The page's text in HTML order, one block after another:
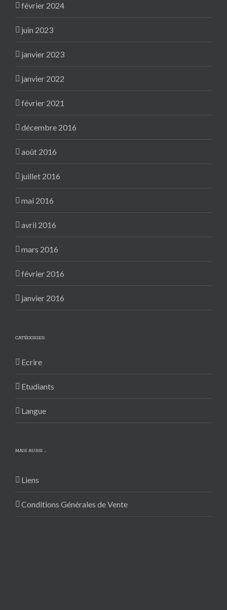
février 2024
juin 2023
janvier 2023
janvier 2022
février 2021
décembre 2016
août 2016
juillet 2016
mai 2016
avril 2016
mars 2016
février 2016
janvier 2016
CATÉGORIES
Ecrire
Etudiants
Langue
MAIS AUSSI …
Liens
Conditions Générales de Vente